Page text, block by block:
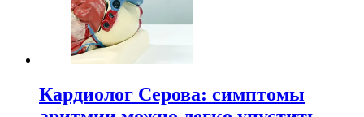
Кардиолог Серова: симптомы